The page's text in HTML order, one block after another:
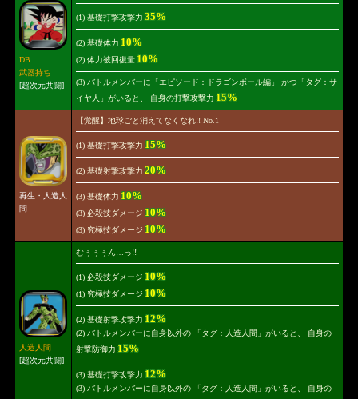
DB
武器持ち
[超次元共闘]
(1) 基礎打撃攻撃力 35%
(2) 基礎体力 10%
(2) 体力被回復量 10%
(3) バトルメンバーに「エピソード：ドラゴンボール編」 かつ「タグ：サ
イヤ人」がいると、 自身の打撃攻撃力 15%
再生・人造人
間
【覚醒】地球ごと消えてなくなれ!! No.1
(1) 基礎打撃攻撃力 15%
(2) 基礎射撃攻撃力 20%
(3) 基礎体力 10%
(3) 必殺技ダメージ 10%
(3) 究極技ダメージ 10%
人造人間
[超次元共闘]
むぅぅぅん…っ!!
(1) 必殺技ダメージ 10%
(1) 究極技ダメージ 10%
(2) 基礎射撃攻撃力 12%
(2) バトルメンバーに自身以外の 「タグ：人造人間」がいると、 自身の
射撃防御力 15%
(3) 基礎打撃攻撃力 12%
(3) バトルメンバーに自身以外の 「タグ：人造人間」がいると、 自身の